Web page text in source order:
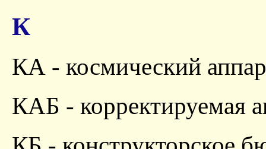
К
КА - космический
КАБ - корректируемая